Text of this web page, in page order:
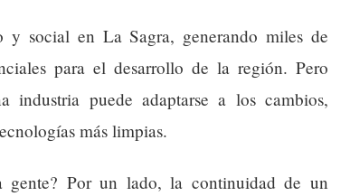
social en La Sagra, generando miles de
para el desarrollo de la región. Pero
industria puede adaptarse a los cambios,
más limpias.
gente? Por un lado, la continuidad de un